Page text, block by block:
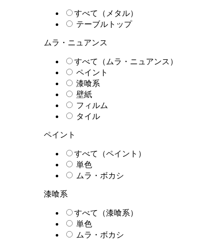
すべて（メタル）
テーブルトップ
ムラ・ニュアンス
すべて（ムラ・ニュアンス）
ペイント
漆喰系
壁紙
フィルム
タイル
ペイント
すべて（ペイント）
単色
ムラ・ボカシ
漆喰系
すべて（漆喰系）
単色
ムラ・ボカシ